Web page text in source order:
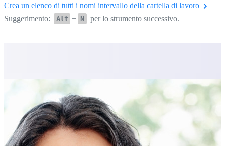
Crea un elenco di tutti i nomi intervallo della cartella di lavoro
Suggerimento:
Alt + N per lo strumento successivo.